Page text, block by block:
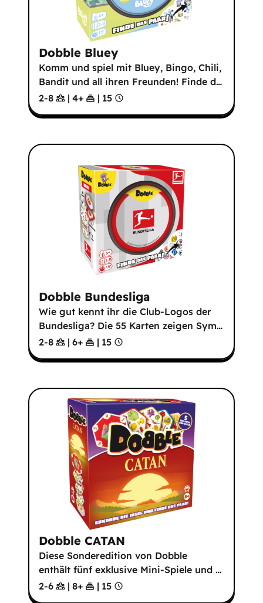
Dobble Bluey
Komm und spiel mit Bluey, Bingo, Chili,
Bandit und all ihren Freunden! Finde d…
2-8
| 4+ | 15
Dobble Bundesliga
Wie gut kennt ihr die Club-Logos der
Bundesliga? Die 55 Karten zeigen Sym…
2-8
| 6+ | 15
Dobble CATAN
Diese Sonderedition von Dobble
enthält fünf exklusive Mini-Spiele und …
2-6
| 8+ | 15